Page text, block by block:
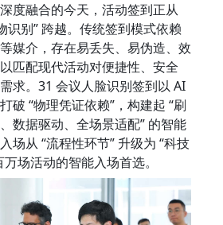
度融合的今天，活动签到正从
识别” 跨越。传统签到模式依赖
媒介，存在易丢失、易伪造、效
匹配现代活动对便捷性、安全
求。31 会议人脸识别签到以 AI
破 “物理凭证依赖”，构建起 “刷
数据驱动、全场景适配” 的智能
场从 “流程性环节” 升级为 “科技
场活动的智能入场首选。